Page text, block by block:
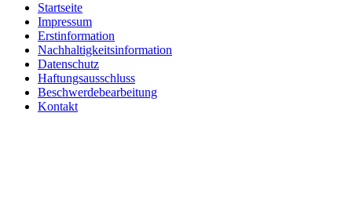
Startseite
Impressum
Erstinformation
Nachhaltigkeitsinformation
Datenschutz
Haftungsausschluss
Beschwerdebearbeitung
Kontakt